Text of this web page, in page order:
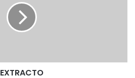
EXTRACTO